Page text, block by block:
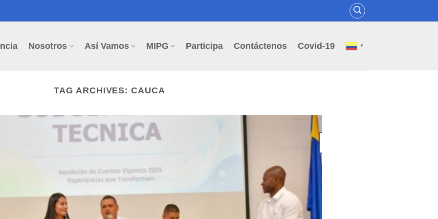
Nosotros Así Vamos MIPG Participa Contáctenos Covid-19 ▼
TAG ARCHIVES:CAUCA